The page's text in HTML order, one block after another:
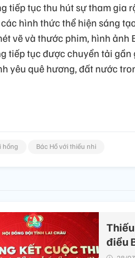
tiếp tục thu hút sự tham gia
hình thức thể hiện sáng
vẽ và thước phim, hình ảnh
tiếp tục được chuyển tải
yêu quê hương, đất nước
hồng Bác Hồ với thiếu nhi
điều